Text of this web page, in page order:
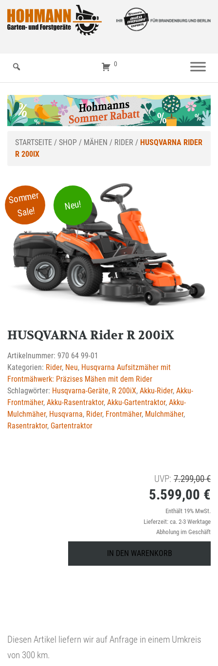
0
STARTSEITE / SHOP / MÄHEN / RIDER / HUSQVARNA RIDER
R 200IX
Sommer
Sale! Neu!
HUSQVARNA Rider R 200iX
Artikelnummer: 970 64 99-01
Kategorien: Rider, Neu, Husqvarna Aufsitzmäher mit
Frontmähwerk: Präzises Mähen mit dem Rider
Schlagwörter: Husqvarna-Geräte, R 200iX, Akku-Rider, Akku-
Frontmäher, Akku-Rasentraktor, Akku-Gartentraktor, Akku-
Mulchmäher, Husqvarna, Rider, Frontmäher, Mulchmäher,
Rasentraktor, Gartentraktor
UVP: 7.299,00€
5.599,00 €
Enthält 19% MwSt.
Lieferzeit: ca. 2-3 Werktage
Abholung im Geschäft
IN DEN WARENKORB
Diesen Artikel liefern wir auf Anfrage in einem Umkreis
von 300 km.